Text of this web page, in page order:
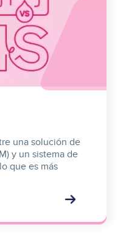
una solución de
y un sistema de
que es más